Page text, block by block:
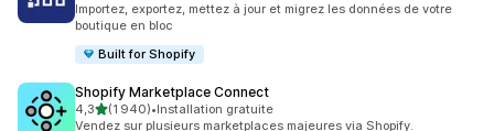
Importez, exportez, mettez à jour et migrez les données de votre
boutique en bloc
Built for Shopify
Shopify Marketplace Connect
4,3étoile(s) sur 5
(1 940)
1940 avis au total
•Installation gratuite
Vendez sur plusieurs marketplaces majeures via Shopify.